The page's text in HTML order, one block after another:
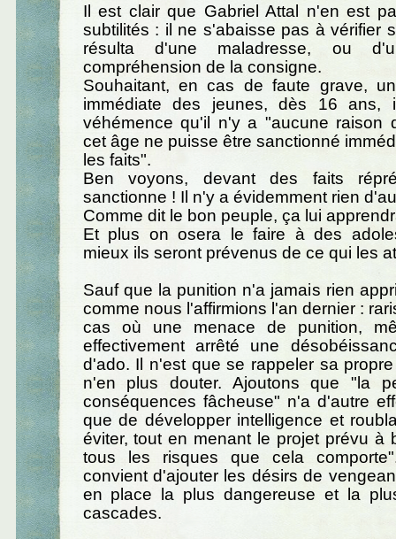
Il est clair que Gabriel Attal n'en est
subtilités : il ne s'abaisse pas à vérifier
résulta d'une maladresse, ou
compréhension de la consigne.
Souhaitant, en cas de faute grave,
immédiate des jeunes, dès 16 ans,
véhémence qu'il n'y a "aucune raison
cet âge ne puisse être sanctionné
les faits".
Ben voyons, devant des faits
sanctionne ! Il n'y a évidemment rien
Comme dit le bon peuple, ça lui
Et plus on osera le faire à des
mieux ils seront prévenus de ce qui les
Sauf que la punition n'a jamais rien
comme nous l'affirmions l'an dernier :
cas où une menace de punition,
effectivement arrêté une
d'ado. Il n'est que se rappeler sa
n'en plus douter. Ajoutons que "la
conséquences fâcheuse" n'a d'autre
que de développer intelligence et
éviter, tout en menant le projet prévu
tous les risques que cela
convient d'ajouter les désirs de
en place la plus dangereuse et la
cascades.